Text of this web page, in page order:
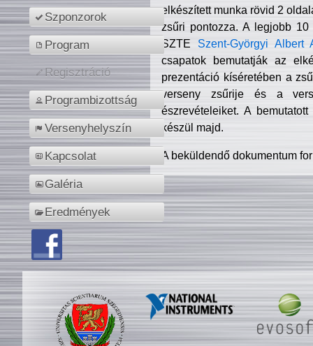
Szponzorok
Program
Regisztráció
Programbizottság
Versenyhelyszín
Kapcsolat
Galéria
Eredmények
elkészített munka rövid 2
zsűri pontozza. A legjobb
SZTE Szent-Györgyi Albert
csapatok bemutatják az
prezentáció kíséretében a
verseny zsűrije és a
észrevételeiket. A
készül majd.
A beküldendő dokumentum